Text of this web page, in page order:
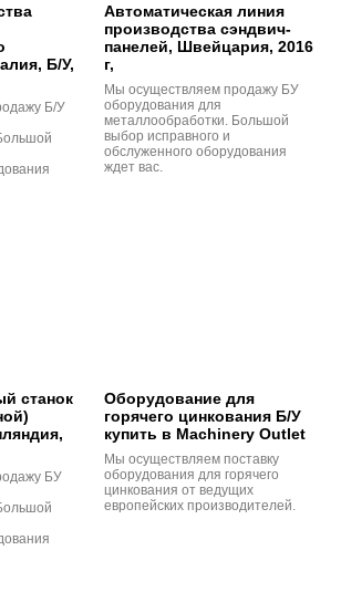
Б/У,
Б/У
Автоматическая линия
производства сэндвич-
панелей, Швейцария, 2016
г,
Мы осуществляем продажу БУ
оборудования для
металлообработки. Большой
выбор исправного и
обслуженного оборудования
ждет вас.
станок
БУ
Оборудование для
горячего цинкования Б/У
купить в Machinery Outlet
Мы осуществляем поставку
оборудования для горячего
цинкования от ведущих
европейских производителей.